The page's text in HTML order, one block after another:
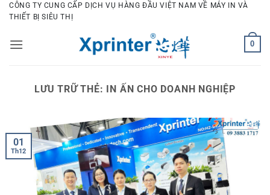
Bỏ
qua
dung
CÔNG TY CUNG CẤP DỊCH VỤ HÀNG ĐẦU VIỆT NAM VỀ MÁY IN VÀ
THIẾT BỊ SIÊU THỊ
0
LƯU TRỮ THẺ: IN ẤN CHO DOANH NGHIỆP
01
Th12